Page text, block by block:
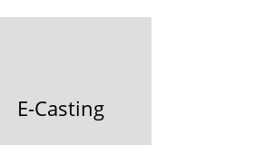
E-Casting